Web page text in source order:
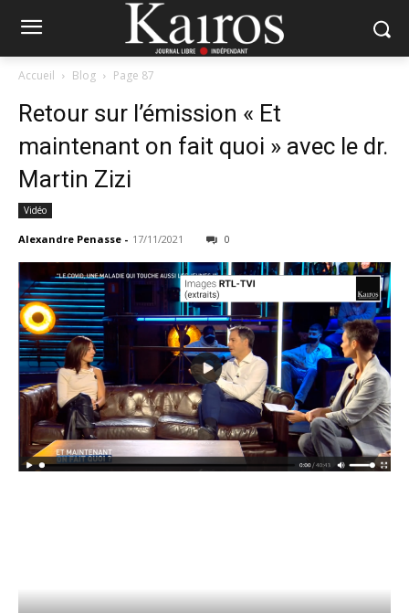
Accueil Blog Page 87
Retour sur l’émission « Et
maintenant on fait quoi » avec le dr.
Martin Zizi
Vidéo
Alexandre Penasse - 17/11/2021 0